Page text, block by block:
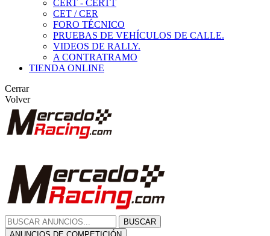
CERT - CERTT
CET / CER
FORO TÉCNICO
PRUEBAS DE VEHÍCULOS DE CALLE.
VIDEOS DE RALLY.
A CONTRATRAMO
TIENDA ONLINE
Cerrar
Volver
BUSCAR
ANUNCIOS DE COMPETICIÓN